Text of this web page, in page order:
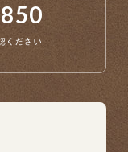
ください